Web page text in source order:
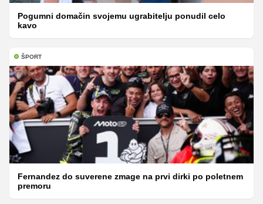
Pogumni domačin svojemu ugrabitelju ponudil celo
kavo
ŠPORT
Fernandez do suverene zmage na prvi dirki po poletnem
premoru